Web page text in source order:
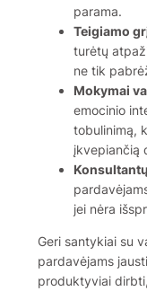
parama.
Teigiamo
turėtų
ne tik
Mokymai
emocinio
tobulinimą,
įkvepiančią
jei nėra
Geri santykiai su
pardavėjams
produktyviai